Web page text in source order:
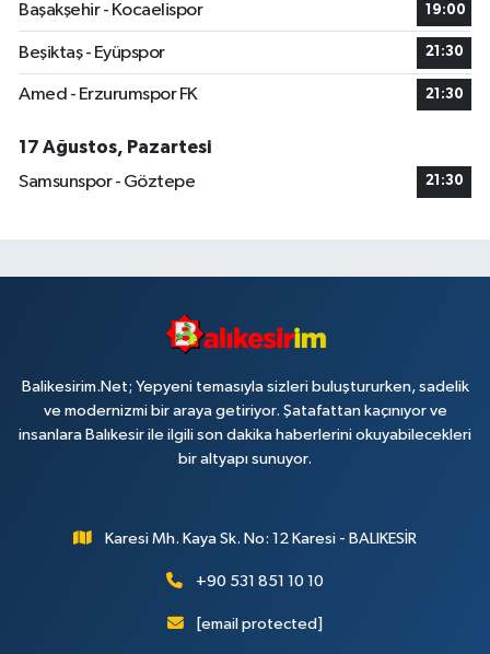
Başakşehir - Kocaelispor
19:00
Beşiktaş - Eyüpspor 21:30
Amed - Erzurumspor FK 21:30
17 Ağustos, Pazartesi
Samsunspor - Göztepe
21:30
Balikesirim.Net; Yepyeni temasıyla sizleri buluştururken, sadelik
ve modernizmi bir araya getiriyor. Şatafattan kaçınıyor ve
insanlara Balıkesir ile ilgili son dakika haberlerini okuyabilecekleri
bir altyapı sunuyor.
Karesi Mh. Kaya Sk. No: 12 Karesi - BALIKESİR
+90 531 851 10 10
[email protected]